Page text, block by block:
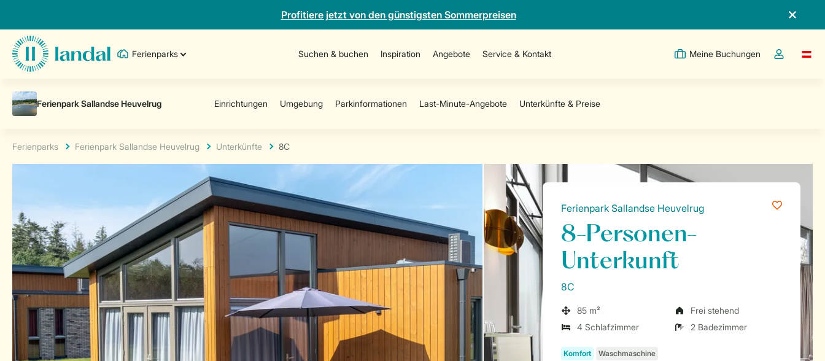
Profitiere jetzt von den günstigsten Sommerpreisen
Ferienparks Suchen & buchen Inspiration Angebote Service & Kontakt Meine Buchungen
Dropdown-
Ferienparks Ferienpark Sallandse Heuvelrug Unterkünfte 8C
Ferienpark Sallandse Heuvelrug
8-Personen-
Unterkunft
8C
85 m²
Frei stehend
4 Schlafzimmer
2 Badezimmer